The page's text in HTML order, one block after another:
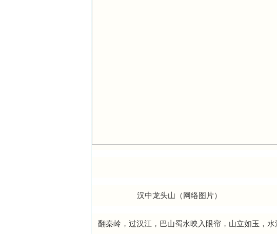
汉中龙头山（网络图片）
翻秦岭，过汉江，巴山蜀水映入眼帘，山立如玉，水